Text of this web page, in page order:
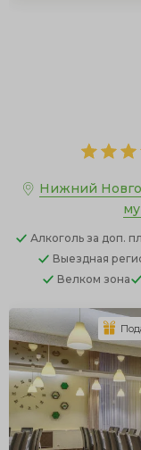
Нижний
Алкоголь за доп.
Выездная
Велком зона